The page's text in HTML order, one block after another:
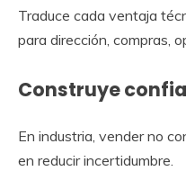
Traduce cada ventaja
para dirección, compras,
Construye
En industria, vender no
en reducir incertidumbre.